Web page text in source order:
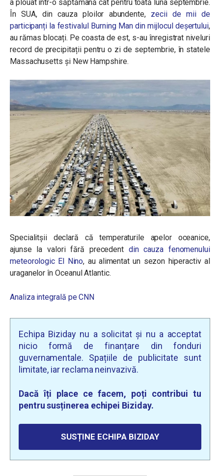
a plouat într-o săptămână cât pentru toată luna septembrie.
În SUA, din cauza ploilor abundente, zecii de mii de
participanți la festivalul Burning Man din mijlocul deșertului,
au rămas blocați. Pe coasta de est, s-au înregistrat niveluri
record de precipitații pentru o zi de septembrie, în statele
Massachusetts și New Hampshire.
Specialitșii declară că temperaturile apelor oceanice,
ajunse la valori fără precedent din cauza fenomenului
meteorologic El Nino, au alimentat un sezon hiperactiv al
uraganelor în Oceanul Atlantic.
Analiza integrală pe CNN
Echipa Biziday nu a solicitat și nu a acceptat
nicio formă de finanțare din fonduri
guvernamentale. Spațiile de publicitate sunt
limitate, iar reclama neinvazivă.
Dacă îți place ce facem, poți contribui tu
pentru susținerea echipei Biziday.
SUSȚINE ECHIPA BIZIDAY